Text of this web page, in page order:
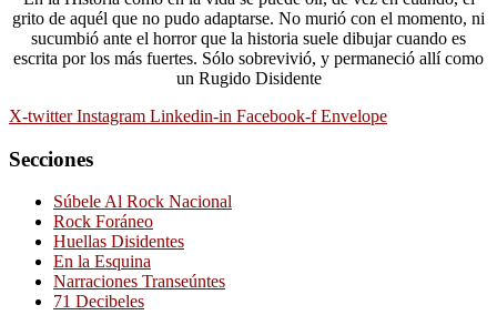
grito de aquél que no pudo adaptarse. No murió con el momento, ni
sucumbió ante el horror que la historia suele dibujar cuando es
escrita por los más fuertes. Sólo sobrevivió, y permaneció allí como
un Rugido Disidente
X-twitter Instagram Linkedin-in Facebook-f Envelope
Secciones
Súbele Al Rock Nacional
Rock Foráneo
Huellas Disidentes
En la Esquina
Narraciones Transeúntes
71 Decibeles